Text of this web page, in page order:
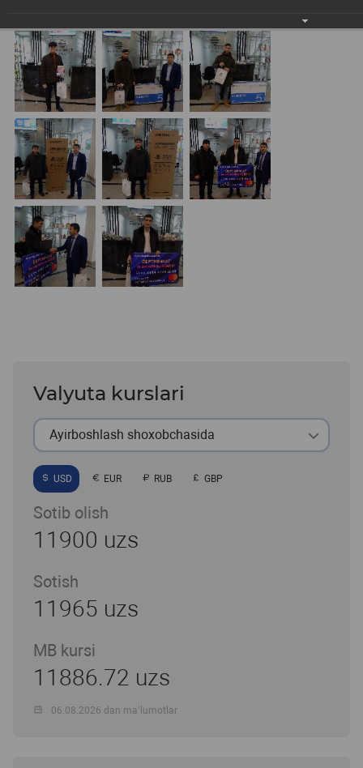
Valyuta kurslari
Ayirboshlash shoxobchasida
USD EUR RUB GBP
Sotib olish
11900 uzs
Sotish
11965 uzs
MB kursi
11886.72 uzs
06.08.2026 dan ma’lumotlar